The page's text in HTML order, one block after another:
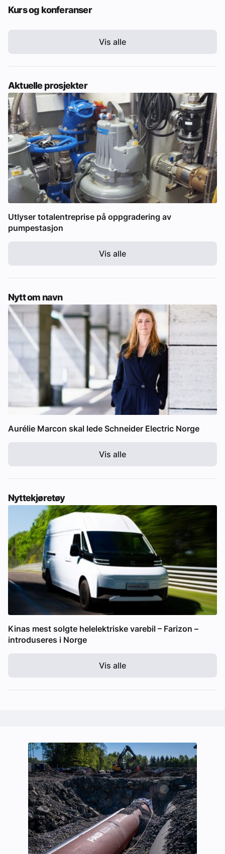
Kurs og konferanser
Vis alle
Aktuelle prosjekter
Utlyser totalentreprise på oppgradering av
pumpestasjon
Vis alle
Nytt om navn
Aurélie Marcon skal lede Schneider Electric Norge
Vis alle
Nyttekjøretøy
Kinas mest solgte helelektriske varebil – Farizon –
introduseres i Norge
Vis alle